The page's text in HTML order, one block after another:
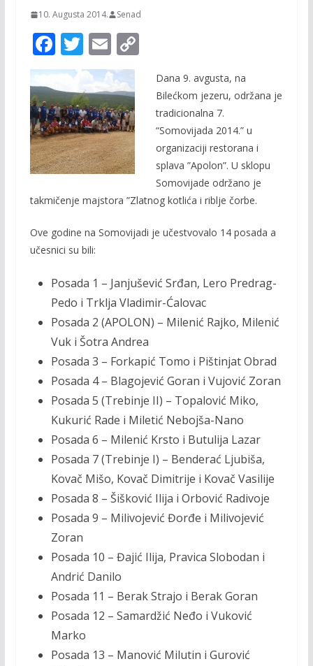
10. Augusta 2014. Senad
F
ac
e
b
o
o
k
T
w
itt
er
E
m
ai
l
C
Li
Dana 9. avgusta, na
Bilećkom jezeru, održana je
tradicionalna 7.
“Somovijada 2014.” u
organizaciji restorana i
splava ”Apolon”. U sklopu
Somovijade održano je
takmičenje majstora ”Zlatnog kotlića i riblje čorbe.
Ove godine na Somovijadi je učestvovalo 14 posada a
učesnici su bili:
Posada 1 – Janjušević Srđan, Lero Predrag-
Pedo i Trklja Vladimir-Ćalovac
Posada 2 (APOLON) – Milenić Rajko, Milenić
Vuk i Šotra Andrea
Posada 3 – Forkapić Tomo i Pištinjat Obrad
Posada 4 – Blagojević Goran i Vujović Zoran
Posada 5 (Trebinje II) – Topalović Miko,
Kukurić Rade i Miletić Nebojša-Nano
Posada 6 – Milenić Krsto i Butulija Lazar
Posada 7 (Trebinje I) – Benderać Ljubiša,
Kovač Mišo, Kovač Dimitrije i Kovač Vasilije
Posada 8 – Šišković Ilija i Orbović Radivoje
Posada 9 – Milivojević Đorđe i Milivojević
Zoran
Posada 10 – Đajić Ilija, Pravica Slobodan i
Andrić Danilo
Posada 11 – Berak Strajo i Berak Goran
Posada 12 – Samardžić Neđo i Vuković
Marko
Posada 13 – Manović Milutin i Gurović